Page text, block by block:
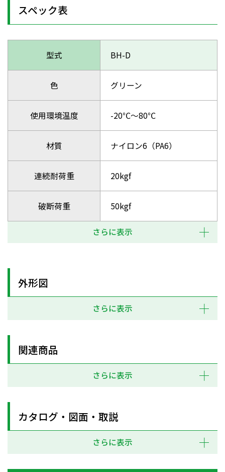
スペック表
型式 BH-D
色 グリーン
使用環境温度 -20℃～80℃
材質 ナイロン6（PA6）
連続耐荷重 20kgf
破断荷重 50kgf
さらに表示
外形図
さらに表示
関連商品
さらに表示
カタログ・図面・取説
さらに表示